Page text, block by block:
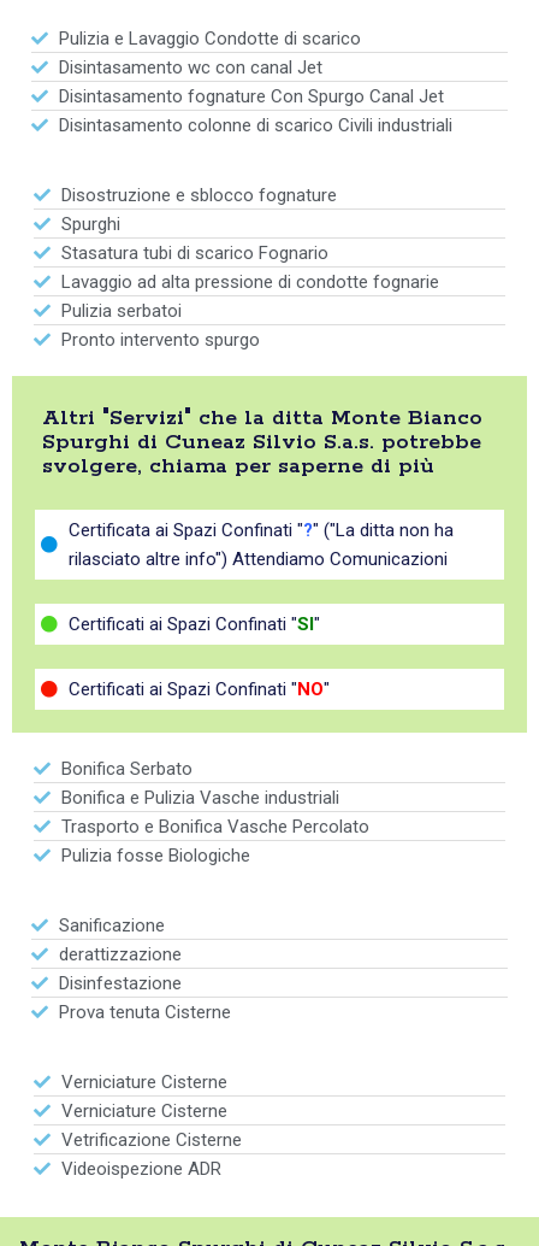
Pulizia e Lavaggio Condotte di scarico
Disintasamento wc con canal Jet
Disintasamento fognature Con Spurgo Canal Jet
Disintasamento colonne di scarico Civili industriali
Disostruzione e sblocco fognature
Spurghi
Stasatura tubi di scarico Fognario
Lavaggio ad alta pressione di condotte fognarie
Pulizia serbatoi
Pronto intervento spurgo
Altri "Servizi" che la ditta Monte Bianco
Spurghi di Cuneaz Silvio S.a.s. potrebbe
svolgere, chiama per saperne di più
Certificata ai Spazi Confinati "?" ("La ditta non ha
rilasciato altre info") Attendiamo Comunicazioni
Certificati ai Spazi Confinati "SI "
Certificati ai Spazi Confinati " NO"
Bonifica Serbato
Bonifica e Pulizia Vasche industriali
Trasporto e Bonifica Vasche Percolato
Pulizia fosse Biologiche
Sanificazione
derattizzazione
Disinfestazione
Prova tenuta Cisterne
Verniciature Cisterne
Verniciature Cisterne
Vetrificazione Cisterne
Videoispezione ADR